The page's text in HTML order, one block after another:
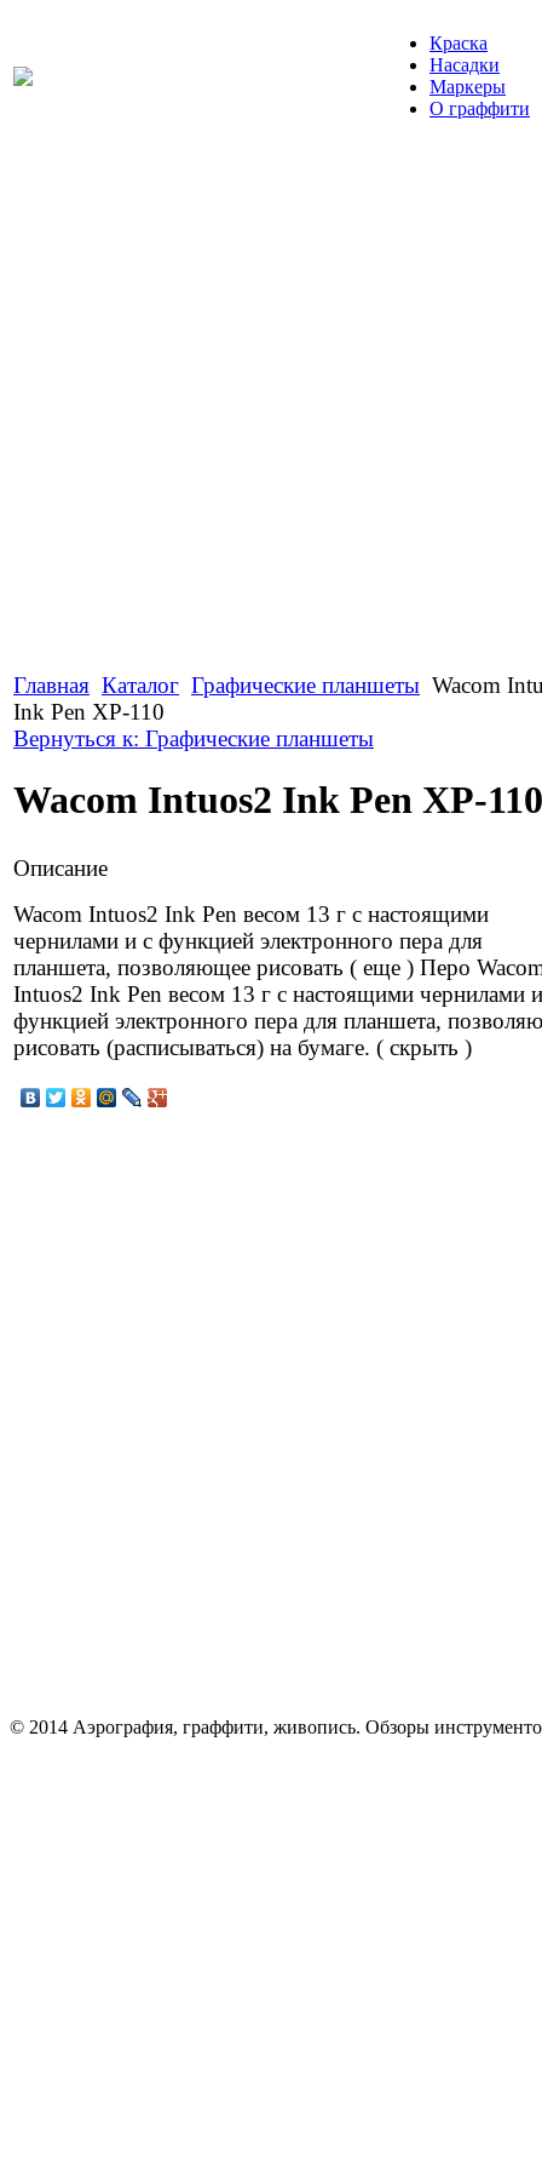
Краска
Насадки
Маркеры
О граффити
Главная Каталог Графические планшеты Wacom
Ink Pen XP-110
Вернуться к: Графические планшеты
Wacom Intuos2 Ink Pen XP-110
Описание
Wacom Intuos2 Ink Pen весом 13 г с настоящими
чернилами и с функцией электронного пера для
планшета, позволяющее рисовать ( еще ) Перо
Intuos2 Ink Pen весом 13 г с настоящими чернилами
функцией электронного пера для планшета,
рисовать (расписываться) на бумаге. ( скрыть )
© 2014 Аэрография, граффити, живопись. Обзоры